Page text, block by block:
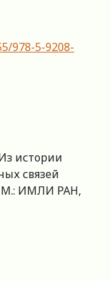
978-5-9208-
истории
связей
М.: ИМЛИ РАН,